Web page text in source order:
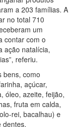
a 203 famílias. A
no total 710
um
contar com o
ação natalícia,
referiu.
bens, como
açúcar,
óleo, azeite, feijão,
fruta em calda,
rei, bacalhau) e
dentes,